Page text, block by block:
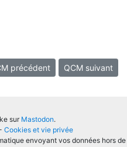
précédent QCM suivant
sur Mastodon.
Cookies et vie privée
envoyant vos données hors de